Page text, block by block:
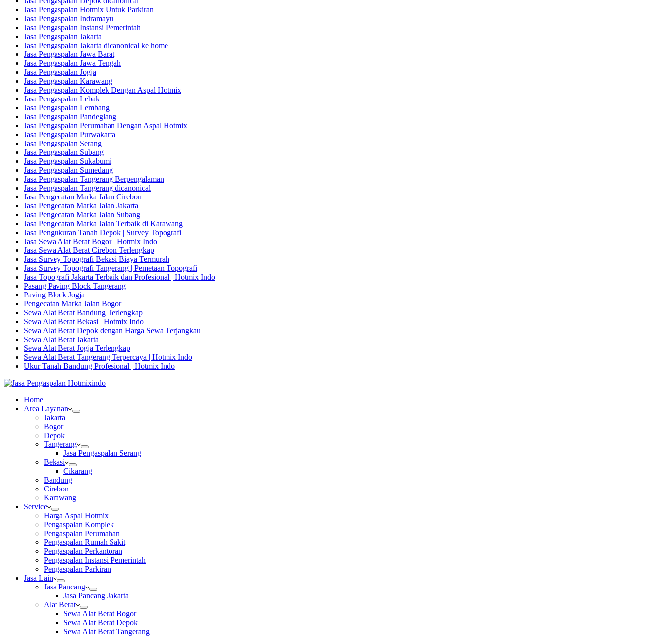
Jasa Pengaspalan Hotmix Untuk Parkiran
Jasa Pengaspalan Indramayu
Jasa Pengaspalan Instansi Pemerintah
Jasa Pengaspalan Jakarta
Jasa Pengaspalan Jakarta dicanonical ke home
Jasa Pengaspalan Jawa Barat
Jasa Pengaspalan Jawa Tengah
Jasa Pengaspalan Jogja
Jasa Pengaspalan Karawang
Jasa Pengaspalan Komplek Dengan Aspal Hotmix
Jasa Pengaspalan Lebak
Jasa Pengaspalan Lembang
Jasa Pengaspalan Pandeglang
Jasa Pengaspalan Perumahan Dengan Aspal Hotmix
Jasa Pengaspalan Purwakarta
Jasa Pengaspalan Serang
Jasa Pengaspalan Subang
Jasa Pengaspalan Sukabumi
Jasa Pengaspalan Sumedang
Jasa Pengaspalan Tangerang Berpengalaman
Jasa Pengaspalan Tangerang dicanonical
Jasa Pengecatan Marka Jalan Cirebon
Jasa Pengecatan Marka Jalan Jakarta
Jasa Pengecatan Marka Jalan Subang
Jasa Pengecatan Marka Jalan Terbaik di Karawang
Jasa Pengukuran Tanah Depok | Survey Topografi
Jasa Sewa Alat Berat Bogor | Hotmix Indo
Jasa Sewa Alat Berat Cirebon Terlengkap
Jasa Survey Topografi Bekasi Biaya Termurah
Jasa Survey Topografi Tangerang | Pemetaan Topografi
Jasa Topografi Jakarta Terbaik dan Profesional | Hotmix Indo
Pasang Paving Block Tangerang
Paving Block Jogja
Pengecatan Marka Jalan Bogor
Sewa Alat Berat Bandung Terlengkap
Sewa Alat Berat Bekasi | Hotmix Indo
Sewa Alat Berat Depok dengan Harga Sewa Terjangkau
Sewa Alat Berat Jakarta
Sewa Alat Berat Jogja Terlengkap
Sewa Alat Berat Tangerang Terpercaya | Hotmix Indo
Ukur Tanah Bandung Profesional | Hotmix Indo
Home
Area Layanan
Jakarta
Bogor
Depok
Tangerang
Jasa Pengaspalan Serang
Bekasi
Cikarang
Bandung
Cirebon
Karawang
Service
Harga Aspal Hotmix
Pengaspalan Komplek
Pengaspalan Perumahan
Pengaspalan Rumah Sakit
Pengaspalan Perkantoran
Pengaspalan Instansi Pemerintah
Pengaspalan Parkiran
Jasa Lain
Jasa Pancang
Jasa Pancang Jakarta
Alat Berat
Sewa Alat Berat Bogor
Sewa Alat Berat Depok
Sewa Alat Berat Tangerang